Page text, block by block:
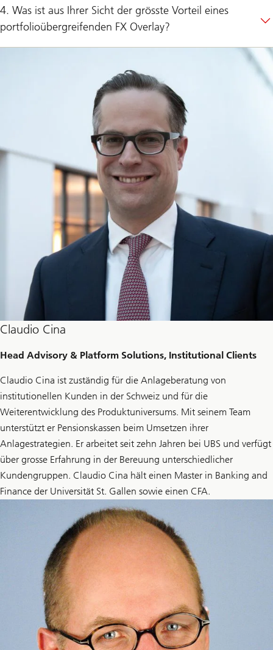
4. Was ist aus Ihrer Sicht der grösste Vorteil eines
portfolioübergreifenden FX Overlay?
Claudio Cina
Head Advisory & Platform Solutions, Institutional Clients
Claudio Cina ist zuständig für die Anlageberatung von
institutionellen Kunden in der Schweiz und für die
Weiterentwicklung des Produktuniversums. Mit seinem Team
unterstützt er Pensionskassen beim Umsetzen ihrer
Anlagestrategien. Er arbeitet seit zehn Jahren bei UBS und verfügt
über grosse Erfahrung in der Bereuung unterschiedlicher
Kundengruppen. Claudio Cina hält einen Master in Banking and
Finance der Universität St. Gallen sowie einen CFA.